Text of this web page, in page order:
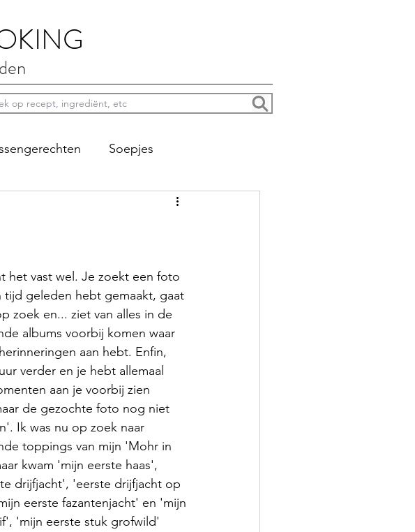
Soepjes
Pina colada’s enzo
het vast wel. Je zoekt een foto
tijd geleden hebt gemaakt, gaat
zoek en... ziet van alles in de
albums voorbij komen waar
aan hebt. Enfin,
verder en je hebt allemaal
aan je voorbij zien
de gezochte foto nog niet
Ik was nu op zoek naar
toppings van mijn 'Mohr in
kwam 'mijn eerste haas',
drijfjacht', 'eerste drijfjacht op
eerste fazantenjacht' en 'mijn
'mijn eerste stuk grofwild'